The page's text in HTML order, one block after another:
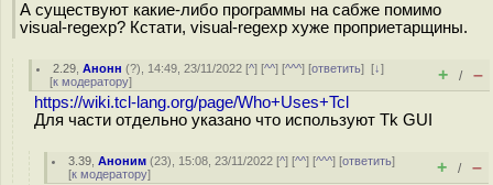
А существуют какие-либо программы на сабже помимо
visual-regexp? Кстати, visual-regexp хуже проприетарщины.
2.29 ,Анонн (?), 14:49, 23/11/2022 [^] [^^] [^^^] [ответить][↓]
[к модератору] + / –
https://wiki.tcl-lang.org/page/Who+Uses+Tcl
Для части отдельно указано что используют Tk GUI
3.39 ,Аноним (23), 15:08, 23/11/2022 [^] [^^] [^^^] [ответить]
[к модератору] + / –